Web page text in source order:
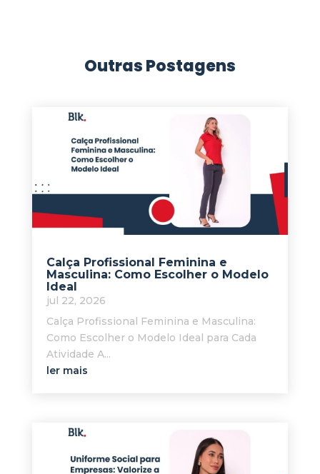
Outras Postagens
Calça Profissional Feminina e
Masculina: Como Escolher o Modelo
Ideal
jul 22, 2026
Calça Profissional Feminina e Masculina:
Como Escolher o Modelo Ideal para Cada
Atividade A...
ler mais